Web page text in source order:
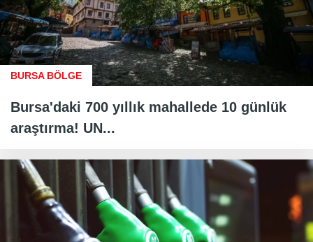
BURSA BÖLGE
Bursa'daki 700 yıllık mahallede 10 günlük
araştırma! UN...